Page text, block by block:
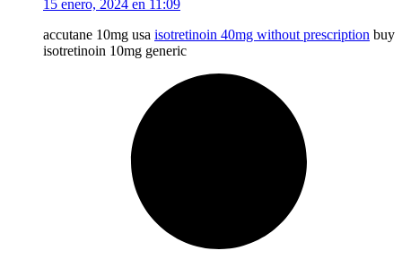
15 enero, 2024 en 11:09
accutane 10mg usa isotretinoin 40mg without prescription buy
isotretinoin 10mg generic